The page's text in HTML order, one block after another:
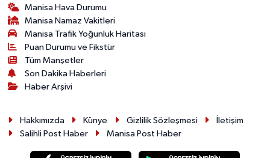
Manisa Hava Durumu
Manisa Namaz Vakitleri
Manisa Trafik Yoğunluk Haritası
Puan Durumu ve Fikstür
Tüm Manşetler
Son Dakika Haberleri
Haber Arşivi
Hakkımızda Künye Gizlilik Sözleşmesi
İletişim
Salihli Post Haber
Manisa Post Haber